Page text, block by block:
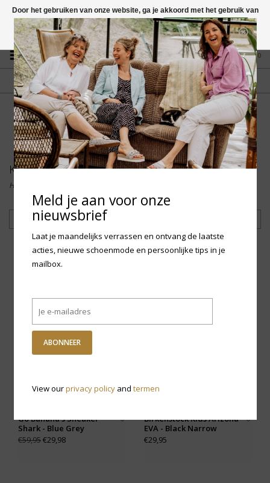
Vragen? App naar +31 58 250 1503
0
GRATIS VERZENDING NL
Vanaf € 75,-
FYSIEKE WINKEL
in Mantgum (frl)
fdad
Kinderen
Home
Filteren
-50% KORTING
Go Banana's Sneaker
Shark - Blue Grey
€59,95€29,98
Birkenstock Kids Arizona
EVA - Black Narrow
€29,95
Door het gebruiken van onze website, ga je akkoord met het gebruik van
cookies om onze website te verbeteren.
Dit bericht verbergen
Meer over cookies »
Meld je aan voor onze
nieuwsbrief
Laat je maandelijks verrassen en ontvang de laatste
acties, nieuwe schoenmode en persoonlijke tips in je
mailbox.
ABONNEER
View ourprivacy policyand termen